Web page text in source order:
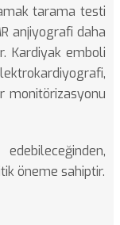
tarama testi
anjiyografi daha
Kardiyak emboli
monitörizasyonu
öneme sahiptir.